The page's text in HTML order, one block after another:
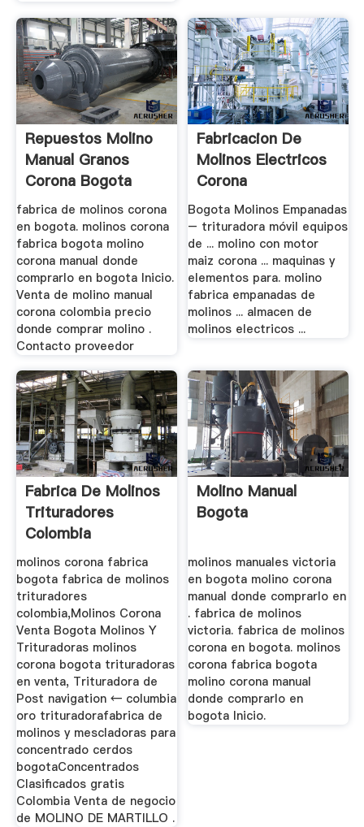
Repuestos Molino
Manual Granos
Corona Bogota
fabrica de molinos corona
en bogota. molinos corona
fabrica bogota molino
corona manual donde
comprarlo en bogota Inicio.
Venta de molino manual
corona colombia precio
donde comprar molino .
Contacto proveedor
Fabricacion De
Molinos Electricos
Corona
Bogota Molinos Empanadas
– trituradora móvil equipos
de ... molino con motor
maiz corona ... maquinas y
elementos para. molino
fabrica empanadas de
molinos ... almacen de
molinos electricos ...
Fabrica De Molinos
Trituradores
Colombia
molinos corona fabrica
bogota fabrica de molinos
trituradores
colombia,Molinos Corona
Venta Bogota Molinos Y
Trituradoras molinos
corona bogota trituradoras
en venta, Trituradora de
Post navigation ← columbia
oro trituradorafabrica de
molinos y mescladoras para
concentrado cerdos
bogotaConcentrados
Clasificados gratis
Colombia Venta de negocio
de MOLINO DE MARTILLO .
Molino Manual
Bogota
molinos manuales victoria
en bogota molino corona
manual donde comprarlo en
. fabrica de molinos
victoria. fabrica de molinos
corona en bogota. molinos
corona fabrica bogota
molino corona manual
donde comprarlo en
bogota Inicio.